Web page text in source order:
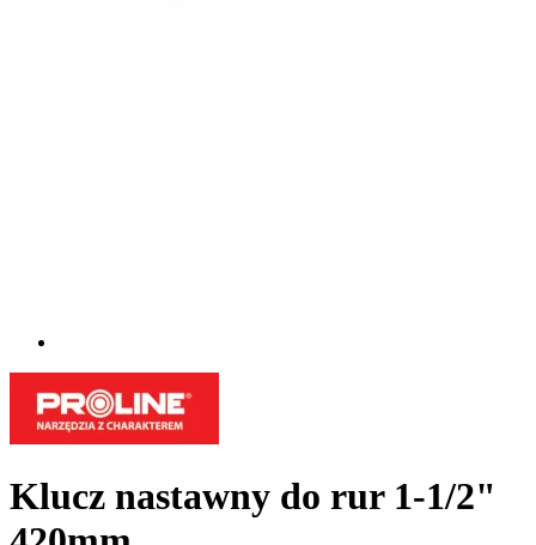
Klucz nastawny do rur 1-1/2"